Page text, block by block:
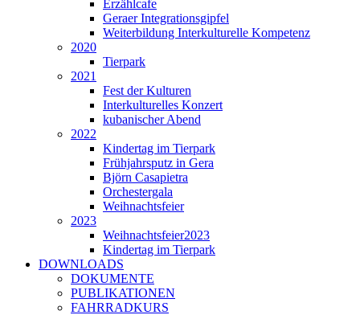
Erzählcafe
Geraer Integrationsgipfel
Weiterbildung Interkulturelle Kompetenz
2020
Tierpark
2021
Fest der Kulturen
Interkulturelles Konzert
kubanischer Abend
2022
Kindertag im Tierpark
Frühjahrsputz in Gera
Björn Casapietra
Orchestergala
Weihnachtsfeier
2023
Weihnachtsfeier2023
Kindertag im Tierpark
DOWNLOADS
DOKUMENTE
PUBLIKATIONEN
FAHRRADKURS